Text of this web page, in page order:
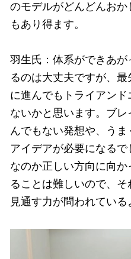
のモデルがどんどんお
もあり得ます。
羽生氏：体系ができあ
るのは大丈夫ですが、
に進んでもトライアン
ないかと思います。ブ
んでもない発想や、う
アイデアが必要になる
なのか正しい方向に向
ることは難しいので、
見通す力が問われている